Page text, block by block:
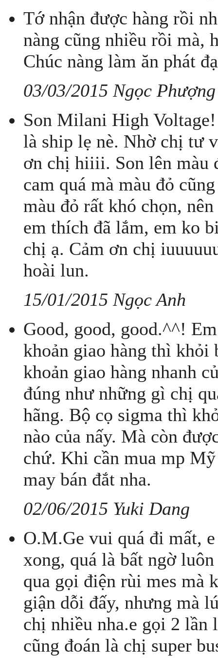
Tớ nhận được hàng rồi
nàng cũng nhiều rồi mà,
Chúc nàng làm ăn phát
03/03/2015 Ngọc Phượng
Son Milani High
là ship lẹ nè. Nhờ chị tư
ơn chị hiiii. Son lên màu
cam quá mà màu đỏ
màu đỏ rất khó chọn,
em thích đã lắm, em ko
chị ạ. Cảm ơn chị
hoài lun.
15/01/2015 Ngọc Anh
Good, good, good.^^!
khoản giao hàng thì khỏi
khoản giao hàng nhanh
đúng như những gì chị
hãng. Bộ cọ sigma thì
nào của nấy. Mà còn
chứ. Khi cần mua mp
may bán đắt nha.
02/06/2015 Yuki Dang
O.M.Ge vui quá đi mất,
xong, quá là bất ngờ
qua gọi điện rùi mes mà
giận dỗi đấy, nhưng mà
chị nhiều nha.e gọi 2 lần
cũng đoán là chị super